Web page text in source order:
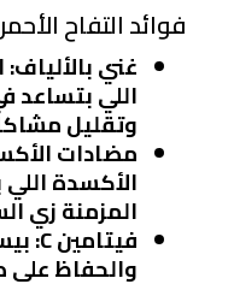
فوائد التفاح الأحمر
غني بالألياف:
اللي
وتقليل
مضادات
الأكسدة
المزمنة زي
فيتامين C :
والحفاظ على